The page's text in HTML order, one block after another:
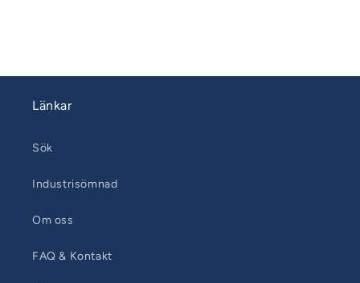
Länkar
Sök
Industrisömnad
Om oss
FAQ & Kontakt